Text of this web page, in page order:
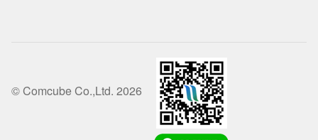
© Comcube Co.,Ltd. 2026